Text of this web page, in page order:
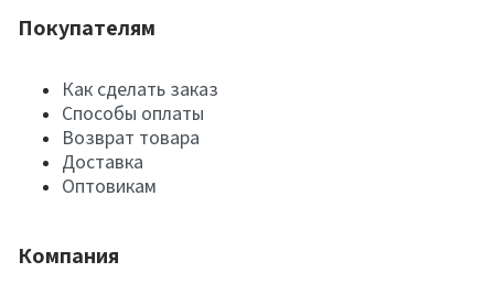
Покупателям
Как сделать заказ
Способы оплаты
Возврат товара
Доставка
Оптовикам
Компания